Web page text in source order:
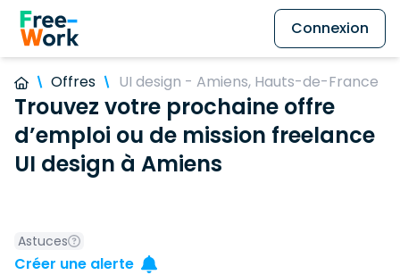
Connexion
Offres UI design - Amiens, Hauts-de-France
Trouvez votre prochaine offre
d’emploi ou de mission freelance
UI design à Amiens
Astuces
Créer une alerte